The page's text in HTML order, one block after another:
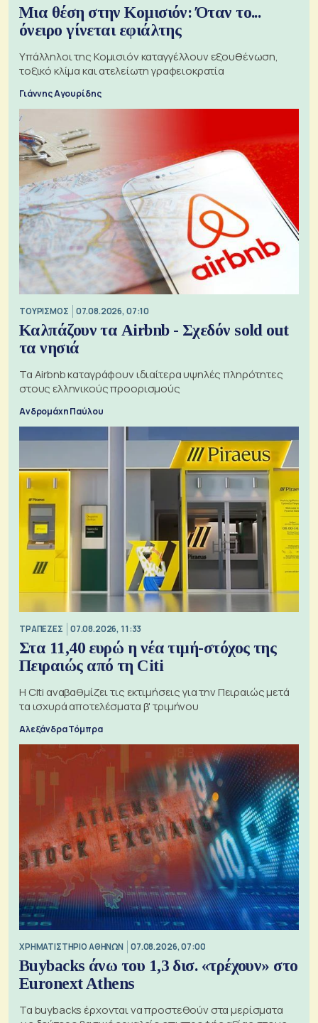
Μια θέση στην Κομισιόν: Όταν το...
όνειρο γίνεται εφιάλτης
Υπάλληλοι της Κομισιόν καταγγέλλουν εξουθένωση,
τοξικό κλίμα και ατελείωτη γραφειοκρατία
Γιάννης Αγουρίδης
ΤΟΥΡΙΣΜΟΣ 07.08.2026, 07:10
Καλπάζουν τα Airbnb - Σχεδόν sold out
τα νησιά
Τα Airbnb καταγράφουν ιδιαίτερα υψηλές πληρότητες
στους ελληνικούς προορισμούς
Ανδρομάχη Παύλου
ΤΡΑΠΕΖΕΣ 07.08.2026, 11:33
Στα 11,40 ευρώ η νέα τιμή-στόχος της
Πειραιώς από τη Citi
Η Citi αναβαθμίζει τις εκτιμήσεις για την Πειραιώς μετά
τα ισχυρά αποτελέσματα β' τριμήνου
Αλεξάνδρα Τόμπρα
XΡΗΜΑΤΙΣΤΗΡΙΟ ΑΘΗΝΩΝ 07.08.2026, 07:00
Buybacks άνω του 1,3 δισ. «τρέχουν» στο
Euronext Athens
Τα buybacks έρχονται να προστεθούν στα μερίσματα